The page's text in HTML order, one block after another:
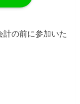
計の前に参加いた